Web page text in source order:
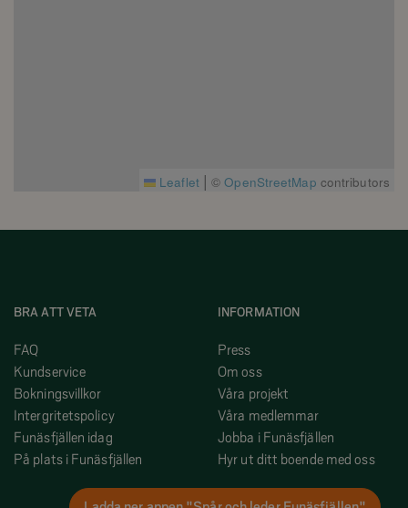
Leaflet | ©OpenStreetMap contributors
BRA ATT VETA
FAQ
Kundservice
Bokningsvillkor
Intergritetspolicy
Funäsfjällen idag
På plats i Funäsfjällen
INFORMATION
Press
Om oss
Våra projekt
Våra medlemmar
Jobba i Funäsfjällen
Hyr ut ditt boende med oss